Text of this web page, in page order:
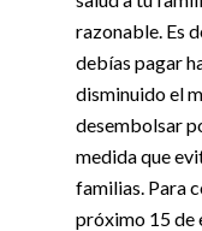
razonable. Es
debías pagar
disminuido el
desembolsar
medida que
familias. Para
próximo 15 de